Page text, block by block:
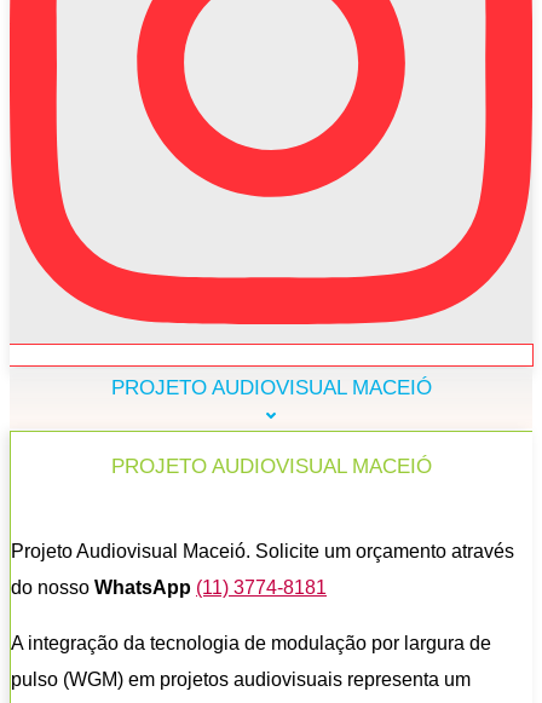
PROJETO AUDIOVISUAL MACEIÓ
PROJETO AUDIOVISUAL MACEIÓ
Projeto Audiovisual Maceió. Solicite um orçamento através
do nosso WhatsApp (11) 3774-8181
A integração da tecnologia de modulação por largura de
pulso (WGM) em projetos audiovisuais representa um